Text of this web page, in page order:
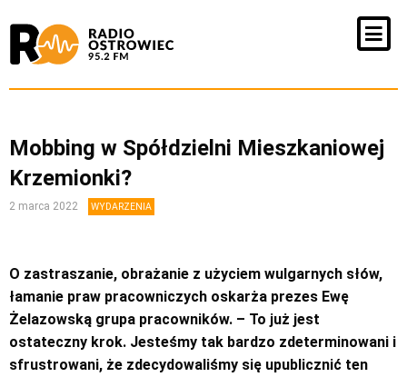
Mobbing w Spółdzielni Mieszkaniowej
Krzemionki?
2 marca 2022 WYDARZENIA
O zastraszanie, obrażanie z użyciem wulgarnych słów,
łamanie praw pracowniczych oskarża prezes Ewę
Żelazowską grupa pracowników. – To już jest
ostateczny krok. Jesteśmy tak bardzo zdeterminowani i
sfrustrowani, że zdecydowaliśmy się upublicznić ten